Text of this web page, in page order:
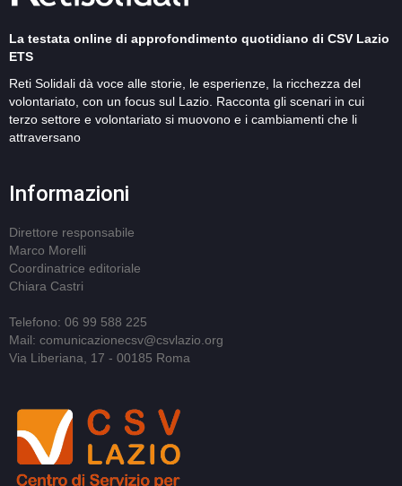
La testata online di approfondimento quotidiano di CSV Lazio
ETS
Reti Solidali dà voce alle storie, le esperienze, la ricchezza del
volontariato, con un focus sul Lazio. Racconta gli scenari in cui
terzo settore e volontariato si muovono e i cambiamenti che li
attraversano
Informazioni
Direttore responsabile
Marco Morelli
Coordinatrice editoriale
Chiara Castri
Telefono: 06 99 588 225
Mail: comunicazionecsv@csvlazio.org
Via Liberiana, 17 - 00185 Roma